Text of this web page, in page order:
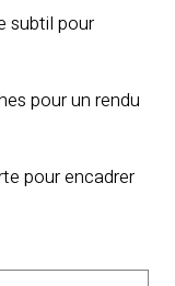
subtil pour
pour un rendu
pour encadrer